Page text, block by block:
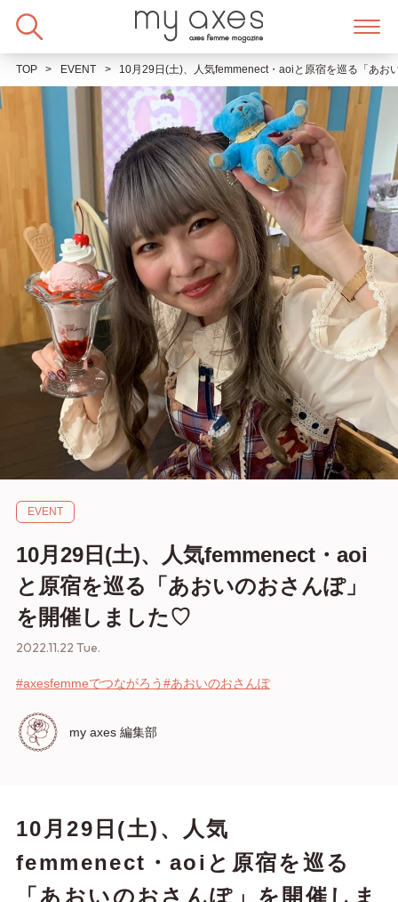
TOP EVENT 10月29日(土)、人気femmenect・aoiと原宿を巡る「あお
EVENT
10月29日(土)、人気femmenect・aoi
と原宿を巡る「あおいのおさんぽ」
を開催しました♡
2022.11.22 Tue.
#axesfemmeでつながろう#あおいのおさんぽ
my axes 編集部
10月29日(土)、人気
femmenect・aoiと原宿を巡る
「あおいのおさんぽ」を開催しま